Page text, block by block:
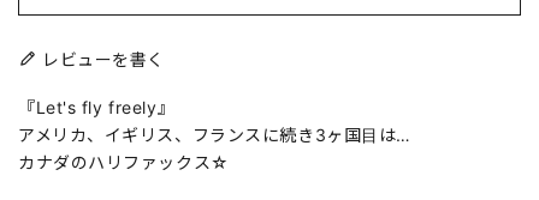
レビューを書く
『Let's fly freely』
アメリカ、イギリス、フランスに続き3ヶ国目は…
カナダのハリファックス☆